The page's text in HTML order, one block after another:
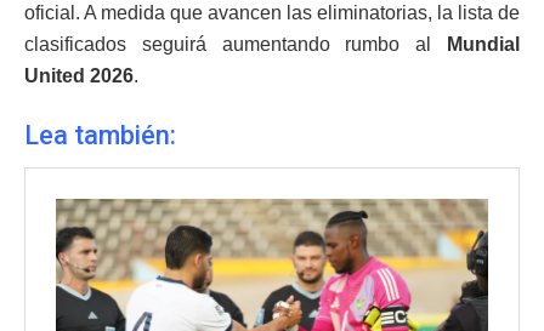
oficial. A medida que avancen las eliminatorias, la lista de
clasificados seguirá aumentando rumbo al
Mundial
United 2026.
Lea también: